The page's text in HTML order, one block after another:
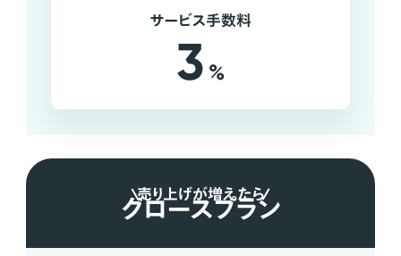
サービス手数料
3 %
売り上げが増えたら
グロースプラン